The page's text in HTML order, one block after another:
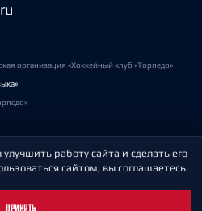
организация «Хоккейный клуб «Торпедо»
работу сайта и сделать его
сайтом, вы соглашаетесь
ПРИНЯТЬ